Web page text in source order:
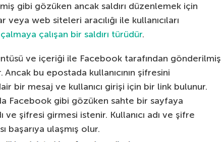
gibi gözüken ancak saldırı düzenlemek için
veya web siteleri aracılığı ile kullanıcıları
çalışan bir saldırı türüdür.
ve içeriği ile Facebook tarafından gönderilmiş
bu epostada kullanıcının şifresini
bir mesaj ve kullanıcı girişi için bir link bulunur.
Facebook gibi gözüken sahte bir sayfaya
ve şifresi girmesi istenir. Kullanıcı adı ve şifre
başarıya ulaşmış olur.